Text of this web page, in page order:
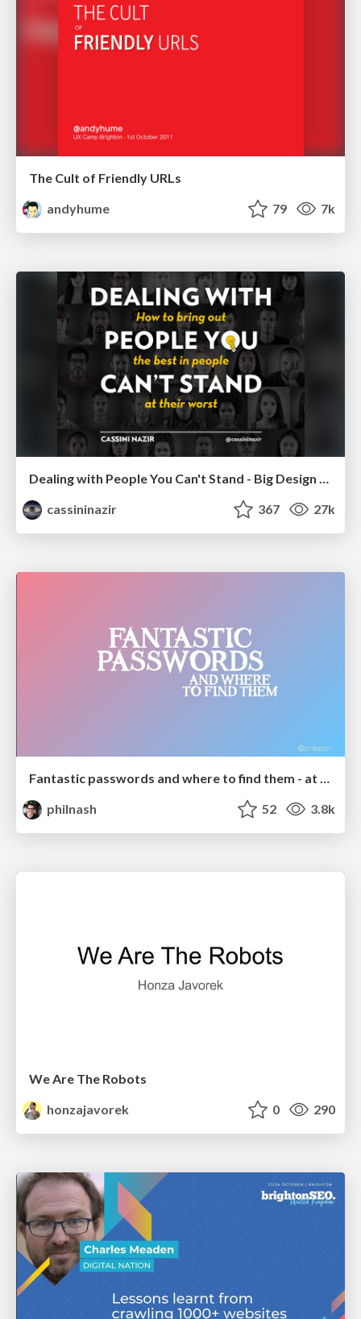
The Cult of Friendly URLs
andyhume
79 7k
Dealing with People You Can't Stand - Big Design 2015
cassininazir
367 27k
Fantastic passwords and where to find them - at NoRuKo
philnash
52 3.8k
We Are The Robots
honzajavorek
0 290